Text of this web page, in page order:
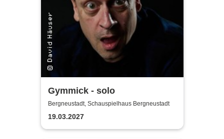
Gymmick - solo
Bergneustadt, Schauspielhaus Bergneustadt
19.03.2027